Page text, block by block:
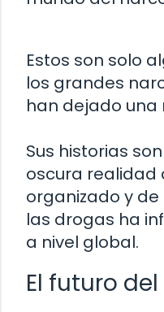
Estos son solo
los grandes
han dejado una
Sus historias
oscura realidad
organizado y
las drogas ha
a nivel global.
El futuro